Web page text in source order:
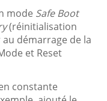
mode Safe Boot
(réinitialisation
au démarrage de la
et Reset
constante